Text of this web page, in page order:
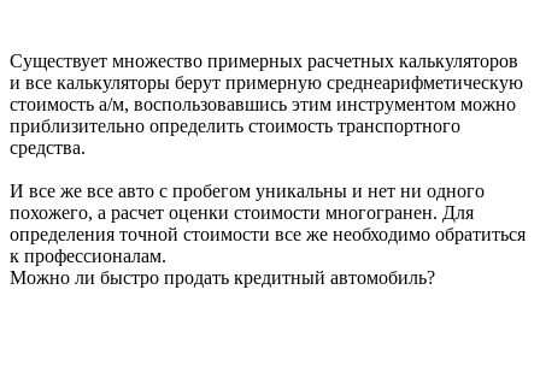
Существует множество примерных расчетных калькуляторов
и все калькуляторы берут примерную среднеарифметическую
стоимость а/м, воспользовавшись этим инструментом можно
приблизительно определить стоимость транспортного
средства.
И все же все авто с пробегом уникальны и нет ни одного
похожего, а расчет оценки стоимости многогранен. Для
определения точной стоимости все же необходимо обратиться
к профессионалам.
Можно ли быстро продать кредитный автомобиль?